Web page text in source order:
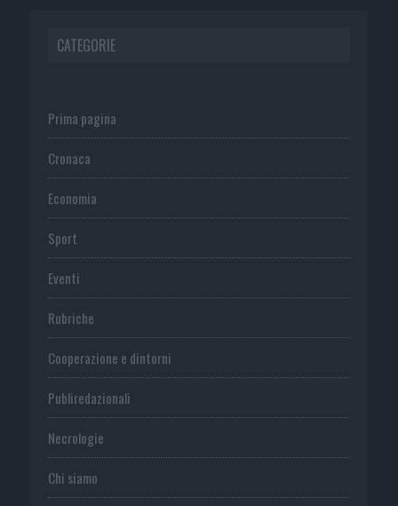
CATEGORIE
Prima pagina
Cronaca
Economia
Sport
Eventi
Rubriche
Cooperazione e dintorni
Publiredazionali
Necrologie
Chi siamo